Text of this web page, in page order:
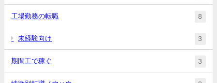
工場勤務の転職 8
未経験向け 3
期間工で稼ぐ 3